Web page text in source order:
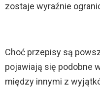
zostaje wyraźnie
Choć przepisy są
pojawiają się podobne
między innymi z